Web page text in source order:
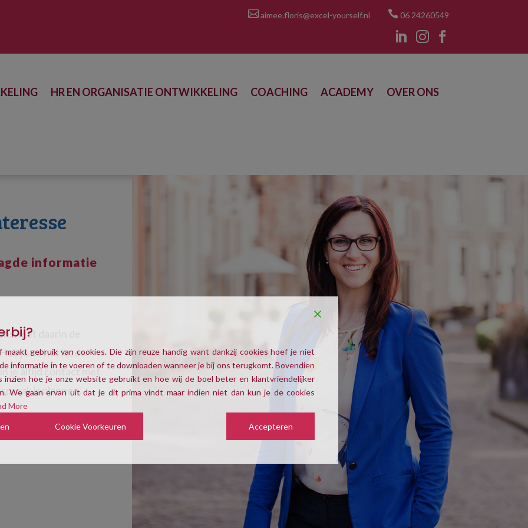
aimee.floris@excel-yourself.nl  06 24260549
  
HR EN ORGANISATIE ONTWIKKELING COACHING ACADEMY OVER ONS
informatie
met daarin de
je na het lezen
je altijd contact met
inplannen.
maakt gebruik van cookies. Die zijn reuze handig want dankzij cookies hoef je niet
informatie in te voeren of te downloaden wanneer je bij ons terugkomt. Bovendien
inzien hoe je onze website gebruikt en hoe wij de boel beter en klantvriendelijker
We gaan ervan uit dat je dit prima vindt maar indien niet dan kun je de cookies
More
Cookie Voorkeuren Accepteren